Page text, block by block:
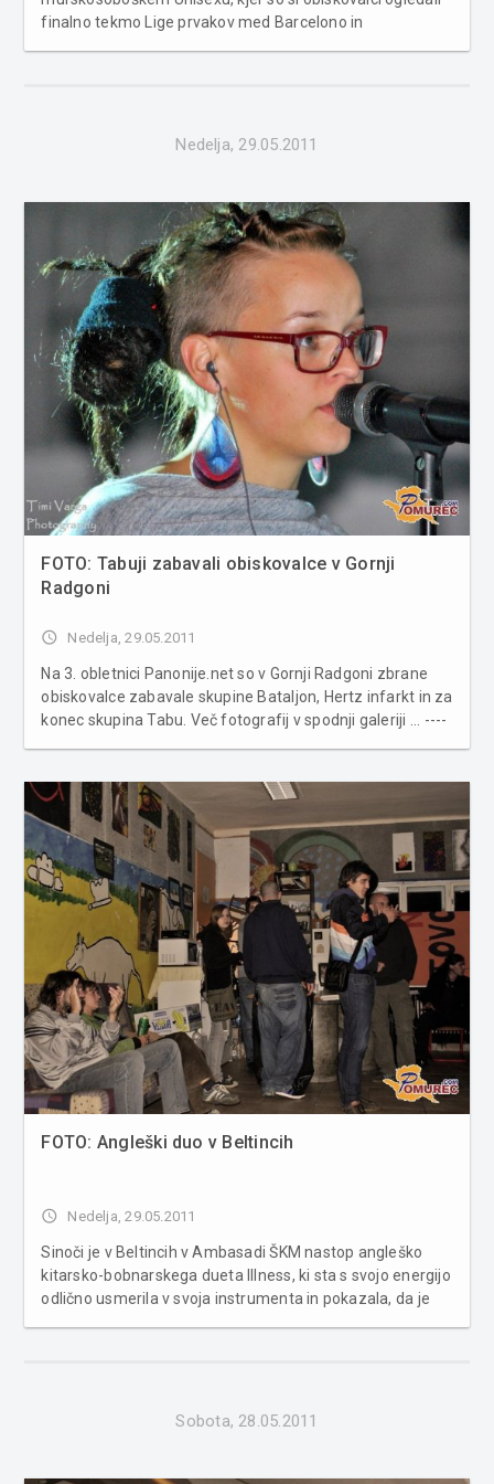
finalno tekmo Lige prvakov med Barcelono in
Nedelja, 29.05.2011
FOTO: Tabuji zabavali obiskovalce v Gornji
Radgoni
access_time Nedelja, 29.05.2011
Na 3. obletnici Panonije.net so v Gornji Radgoni zbrane
obiskovalce zabavale skupine Bataljon, Hertz infarkt in za
konec skupina Tabu. Več fotografij v spodnji galeriji ... ----
FOTO: Angleški duo v Beltincih
access_time Nedelja, 29.05.2011
Sinoči je v Beltincih v Ambasadi ŠKM nastop angleško
kitarsko-bobnarskega dueta Illness, ki sta s svojo energijo
odlično usmerila v svoja instrumenta in pokazala, da je
Sobota, 28.05.2011